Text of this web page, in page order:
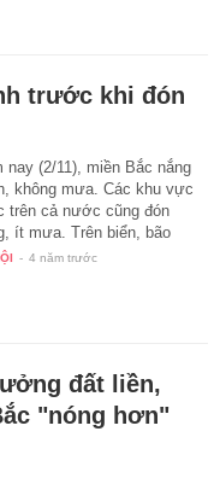
trước khi đón
nay (2/11), miền Bắc nắng
không mưa. Các khu vực
trên cả nước cũng đón
ít mưa. Trên biển, bão
- 4 năm trước
đất liền,
"nóng hơn"